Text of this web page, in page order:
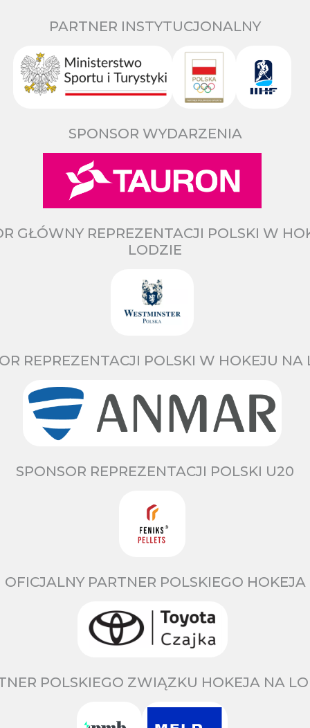
PARTNER INSTYTUCJONALNY
SPONSOR WYDARZENIA
GŁÓWNY REPREZENTACJI POLSKI W
LODZIE
REPREZENTACJI POLSKI W HOKEJU NA
SPONSOR REPREZENTACJI POLSKI U20
OFICJALNY PARTNER POLSKIEGO HOKEJA
POLSKIEGO ZWIĄZKU HOKEJA NA